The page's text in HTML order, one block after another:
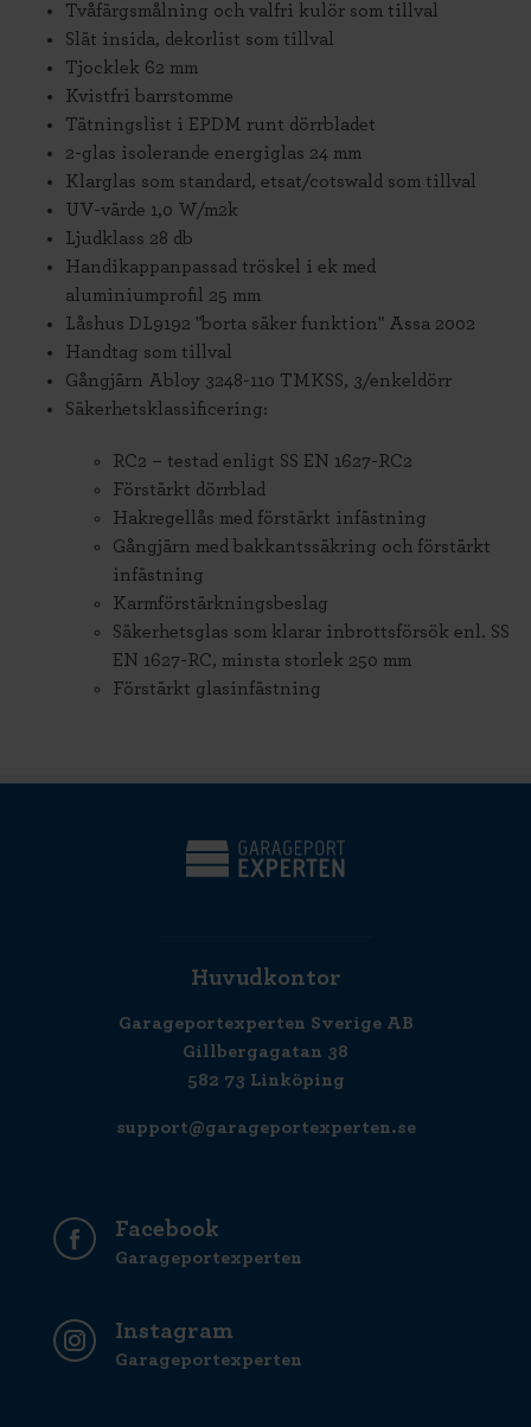
Tvåfärgsmålning och valfri kulör som tillval
Slät insida, dekorlist som tillval
Tjocklek 62 mm
Kvistfri barrstomme
Tätningslist i EPDM runt dörrbladet
2-glas isolerande energiglas 24 mm
Klarglas som standard, etsat/cotswald som tillval
UV-värde 1,0 W/m2k
Ljudklass 28 db
Handikappanpassad tröskel i ek med
aluminiumprofil 25 mm
Låshus DL9192 "borta säker funktion" Assa 2002
Handtag som tillval
Gångjärn Abloy 3248-110 TMKSS, 3/enkeldörr
Säkerhetsklassificering:
RC2 – testad enligt SS EN 1627-RC2
Förstärkt dörrblad
Hakregellås med förstärkt infästning
Gångjärn med bakkantssäkring och förstärkt
infästning
Karmförstärkningsbeslag
Säkerhetsglas som klarar inbrottsförsök enl. SS
EN 1627-RC, minsta storlek 250 mm
Förstärkt glasinfästning
Huvudkontor
Garageportexperten Sverige AB
Gillbergagatan 38
582 73 Linköping
support@garageportexperten.se
Facebook
Garageportexperten
Instagram
Garageportexperten